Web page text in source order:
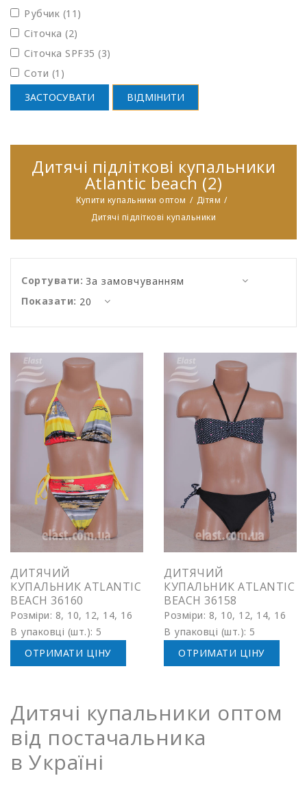
Рубчик (11)
Сіточка (2)
Сіточка SPF35 (3)
Соти (1)
ЗАСТОСУВАТИ
ВІДМІНИТИ
Дитячі підліткові купальники
Atlantic beach (2)
Купити купальники оптом
Дітям
Дитячі підліткові купальники
Сортувати:
Показати:
ДИТЯЧИЙ
КУПАЛЬНИК ATLANTIC
BEACH 36160
Розміри: 8, 10, 12, 14, 16
В упаковці (шт.): 5
ОТРИМАТИ ЦІНУ
ДИТЯЧИЙ
КУПАЛЬНИК ATLANTIC
BEACH 36158
Розміри: 8, 10, 12, 14, 16
В упаковці (шт.): 5
ОТРИМАТИ ЦІНУ
Дитячі купальники оптом
від постачальника
в Україні